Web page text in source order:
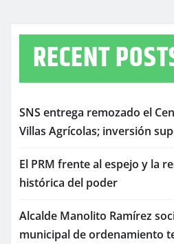
RECENT
SNS entrega remozado el
Villas Agrícolas; inversión
El PRM frente al espejo y la
histórica del poder
Alcalde Manolito Ramírez
municipal de ordenamiento